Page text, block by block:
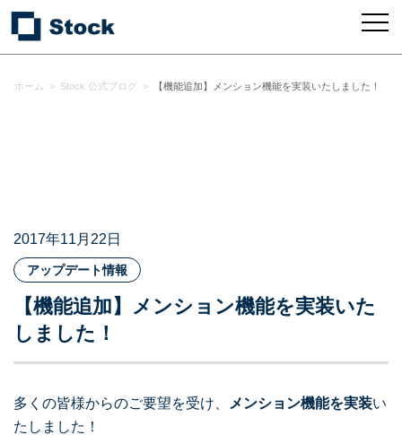
ホーム > Stock 公式ブログ > 【機能追加】メンション機能を実装いたしました！
2017年11月22日
アップデート情報
【機能追加】メンション機能を実装いた
しました！
多くの皆様からのご要望を受け、 メンション機能を実装い
たしました！